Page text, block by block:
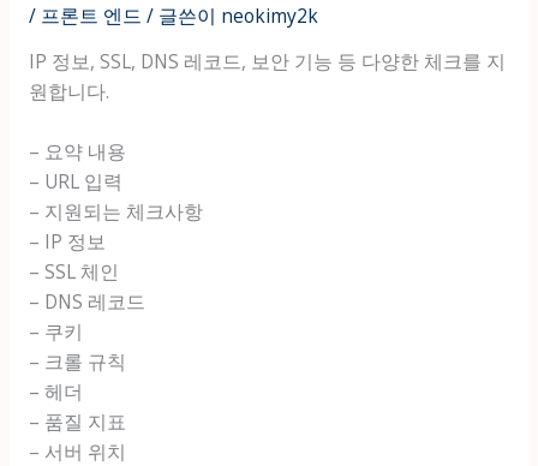
/ 프론트 엔드 / 글쓴이 neokimy2k
IP 정보, SSL, DNS 레코드, 보안 기능 등 다양한 체크를 지
원합니다.
– 요약 내용
– URL 입력
– 지원되는 체크사항
– IP 정보
– SSL 체인
– DNS 레코드
– 쿠키
– 크롤 규칙
– 헤더
– 품질 지표
– 서버 위치